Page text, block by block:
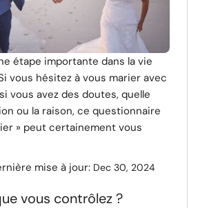
étape importante dans la vie
vous hésitez à vous marier avec
vous avez des doutes, quelle
ou la raison, ce questionnaire
» peut certainement vous
mise à jour: Dec 30, 2024
vous contrôlez ?